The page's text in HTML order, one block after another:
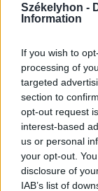
Székelyhon -
Information
If you wish to
processing of
targeted
section to
opt-out request
interest-based
us or personal
your opt-out.
disclosure of
IAB’s list of
Szerzői